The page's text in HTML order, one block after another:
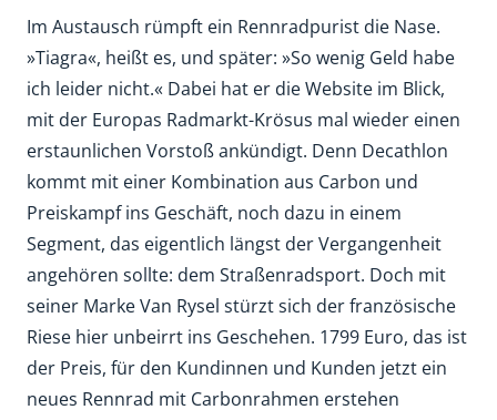
Im Austausch rümpft ein Rennradpurist die Nase.
»Tiagra«, heißt es, und später: »So wenig Geld habe
ich leider nicht.« Dabei hat er die Website im Blick,
mit der Europas Radmarkt-Krösus mal wieder einen
erstaunlichen Vorstoß ankündigt. Denn Decathlon
kommt mit einer Kombination aus Carbon und
Preiskampf ins Geschäft, noch dazu in einem
Segment, das eigentlich längst der Vergangenheit
angehören sollte: dem Straßenradsport. Doch mit
seiner Marke Van Rysel stürzt sich der französische
Riese hier unbeirrt ins Geschehen. 1799 Euro, das ist
der Preis, für den Kundinnen und Kunden jetzt ein
neues Rennrad mit Carbonrahmen erstehen